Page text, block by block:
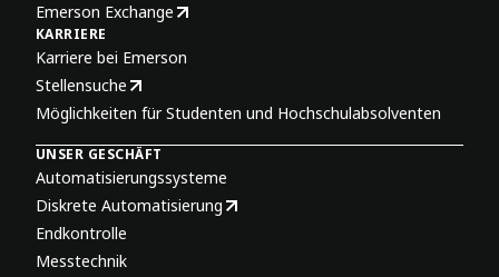
Emerson Exchange
KARRIERE
Karriere bei Emerson
Stellensuche
Möglichkeiten für Studenten und Hochschulabsolventen
UNSER GESCHÄFT
Automatisierungssysteme
Diskrete Automatisierung
Endkontrolle
Messtechnik